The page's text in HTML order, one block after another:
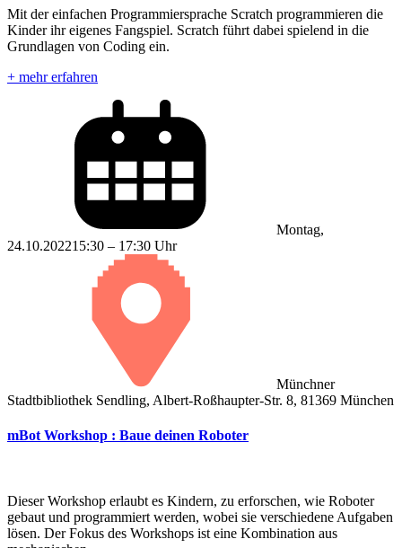
Mit der einfachen Programmiersprache Scratch programmieren die
Kinder ihr eigenes Fangspiel. Scratch führt dabei spielend in die
Grundlagen von Coding ein.
+ mehr erfahren
Montag,
24.10.202215:30 – 17:30 Uhr
Münchner
Stadtbibliothek Sendling, Albert-Roßhaupter-Str. 8, 81369 München
mBot Workshop : Baue deinen Roboter
Dieser Workshop erlaubt es Kindern, zu erforschen, wie Roboter
gebaut und programmiert werden, wobei sie verschiedene Aufgaben
lösen. Der Fokus des Workshops ist eine Kombination aus